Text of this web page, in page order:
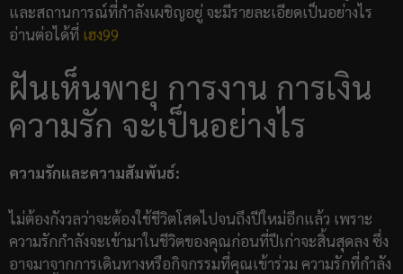
และสถานการณ์ที่กำลังเผชิญอยู่ จะมีรายละเอียดเป็นอย่างไร
อ่านต่อได้ที่ เฮง99
ฝันเห็นพายุ การงาน การเงิน
ความรัก จะเป็นอย่างไร
ความรักและความสัมพันธ์:
ไม่ต้องกังวลว่าจะต้องใช้ชีวิตโสดไปจนถึงปีใหม่อีกแล้ว เพราะ
ความรักกำลังจะเข้ามาในชีวิตของคุณก่อนที่ปีเก่าจะสิ้นสุดลง ซึ่ง
อาจมาจากการเดินทางหรือกิจกรรมที่คุณเข้าร่วม ความรักที่กำลัง